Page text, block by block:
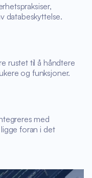
databeskyttelse.
rustet til å håndtere
og funksjoner.
med
foran i det